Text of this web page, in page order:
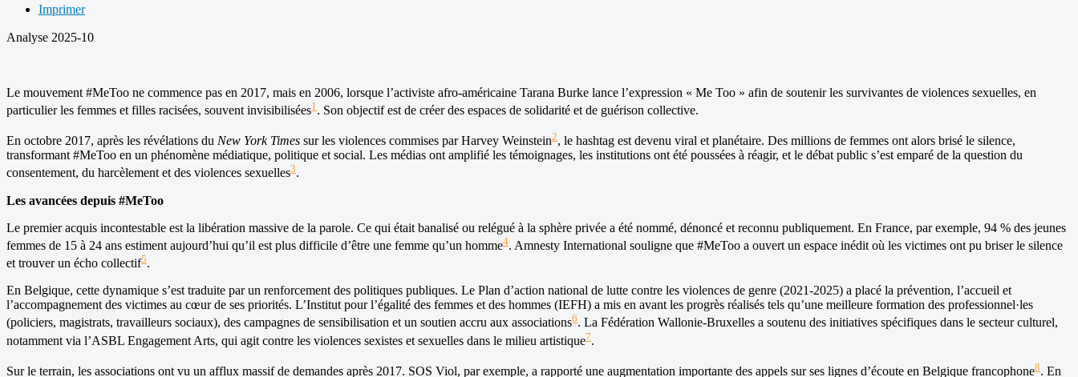
Imprimer
Analyse 2025-10
Le mouvement #MeToo ne commence pas en 2017, mais en 2006, lorsque l’activiste afro-américaine Tarana Burke lance l’expression « Me Too » afin de soutenir les survivantes de violences sexuelles, en
particulier les femmes et filles racisées, souvent invisibilisées1 . Son objectif est de créer des espaces de solidarité et de guérison collective.
En octobre 2017, après les révélations du New York Times sur les violences commises par Harvey Weinstein2, le hashtag est devenu viral et planétaire. Des millions de femmes ont alors brisé le silence,
transformant #MeToo en un phénomène médiatique, politique et social. Les médias ont amplifié les témoignages, les institutions ont été poussées à réagir, et le débat public s’est emparé de la question du
consentement, du harcèlement et des violences sexuelles3.
Les avancées depuis #MeToo
Le premier acquis incontestable est la libération massive de la parole. Ce qui était banalisé ou relégué à la sphère privée a été nommé, dénoncé et reconnu publiquement. En France, par exemple, 94 % des jeunes
femmes de 15 à 24 ans estiment aujourd’hui qu’il est plus difficile d’être une femme qu’un homme4. Amnesty International souligne que #MeToo a ouvert un espace inédit où les victimes ont pu briser le silence
et trouver un écho collectif5.
En Belgique, cette dynamique s’est traduite par un renforcement des politiques publiques. Le Plan d’action national de lutte contre les violences de genre (2021-2025) a placé la prévention, l’accueil et
l’accompagnement des victimes au cœur de ses priorités. L’Institut pour l’égalité des femmes et des hommes (IEFH) a mis en avant les progrès réalisés tels qu’une meilleure formation des professionnel·les
(policiers, magistrats, travailleurs sociaux), des campagnes de sensibilisation et un soutien accru aux associations6. La Fédération Wallonie-Bruxelles a soutenu des initiatives spécifiques dans le secteur culturel,
notamment via l’ASBL Engagement Arts, qui agit contre les violences sexistes et sexuelles dans le milieu artistique7.
Sur le terrain, les associations ont vu un afflux massif de demandes après 2017. SOS Viol, par exemple, a rapporté une augmentation importante des appels sur ses lignes d’écoute en Belgique francophone8. En